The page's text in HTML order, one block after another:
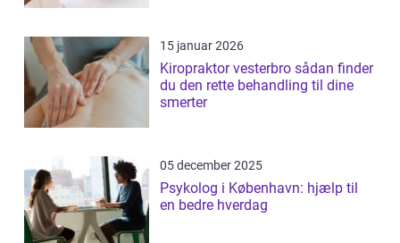
15 januar 2026
Kiropraktor vesterbro sådan finder
du den rette behandling til dine
smerter
05 december 2025
Psykolog i København: hjælp til
en bedre hverdag